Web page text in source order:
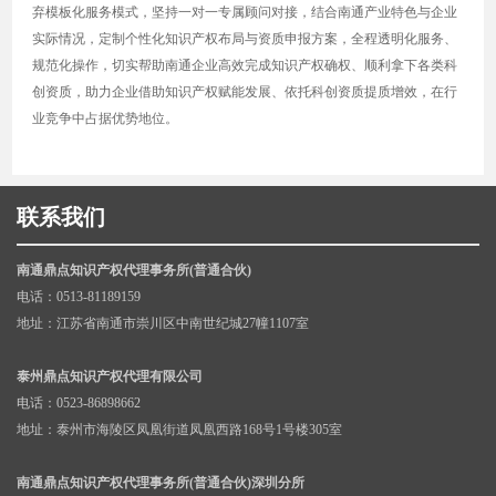
弃模板化服务模式，坚持一对一专属顾问对接，结合南通产业特色与企业
实际情况，定制个性化知识产权布局与资质申报方案，全程透明化服务、
规范化操作，切实帮助南通企业高效完成知识产权确权、顺利拿下各类科
创资质，助力企业借助知识产权赋能发展、依托科创资质提质增效，在行
业竞争中占据优势地位。
联系我们
南通鼎点知识产权代理事务所(普通合伙)
电话：0513-81189159
地址：江苏省南通市崇川区中南世纪城27幢1107室
泰州鼎点知识产权代理有限公司
电话：0523-86898662
地址：泰州市海陵区凤凰街道凤凰西路168号1号楼305室
南通鼎点知识产权代理事务所(普通合伙)深圳分所